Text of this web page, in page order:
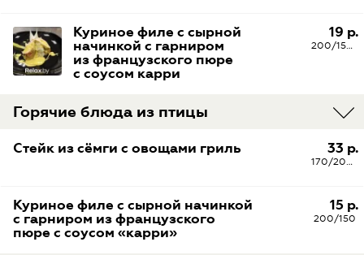
19 р.
200/150/50 г
Куриное филе с сырной
начинкой с гарниром
из французского пюре
с соусом карри
Горячие блюда из птицы
33 р.
170/200/40
Стейк из сёмги с овощами гриль
15 р.
200/150
Куриное филе с сырной начинкой
с гарниром из французского
пюре с соусом «карри»